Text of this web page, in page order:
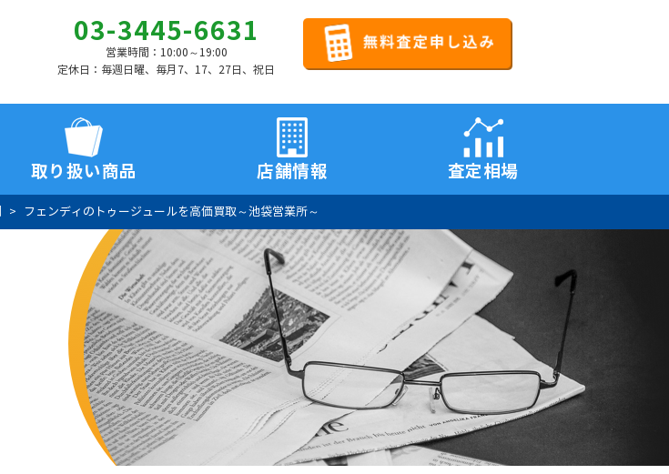
03-3445-6631
営業時間：10:00～19:00
定休日：毎週日曜、毎月7、17、27日、祝日
取り扱い商品 店舗情報 査定相場
フェンディのトゥージュールを高価買取～池袋営業所～